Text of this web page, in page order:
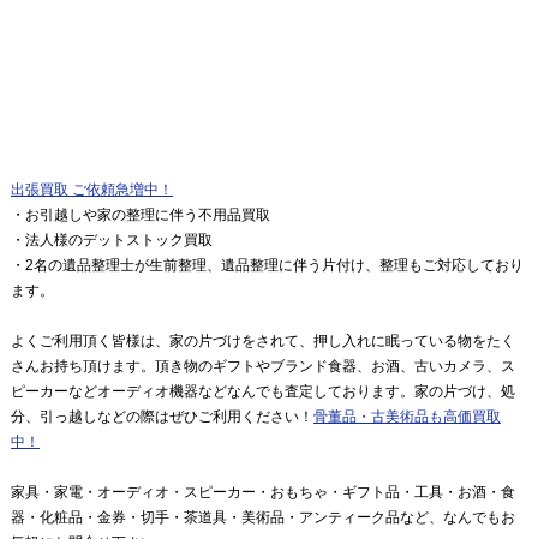
出張買取 ご依頼急増中！
・お引越しや家の整理に伴う不用品買取
・法人様のデットストック買取
・2名の遺品整理士が生前整理、遺品整理に伴う片付け、整理もご対応しており
ます。
よくご利用頂く皆様は、家の片づけをされて、押し入れに眠っている物をたく
さんお持ち頂けます。頂き物のギフトやブランド食器、お酒、古いカメラ、ス
ピーカーなどオーディオ機器などなんでも査定しております。家の片づけ、処
分、引っ越しなどの際はぜひご利用ください！ 骨董品・古美術品も高価買取
中！
家具・家電・オーディオ・スピーカー・おもちゃ・ギフト品・工具・お酒・食
器・化粧品・金券・切手・茶道具・美術品・アンティーク品など、なんでもお